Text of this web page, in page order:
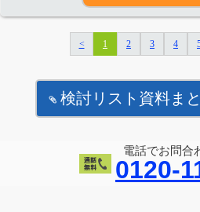
< 1 2 3 4
検討リスト資料ま
電話でお問合
0120-